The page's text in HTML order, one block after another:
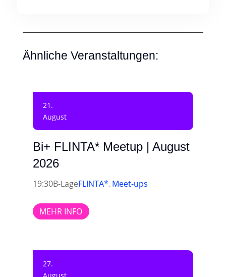
Ähnliche Veranstaltungen:
21.
August
Bi+ FLINTA* Meetup | August
2026
19:30B-LageFLINTA*, Meet-ups
MEHR INFO
27.